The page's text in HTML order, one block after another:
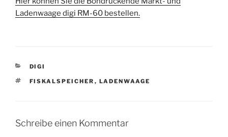
Ladenwaage digi RM-60 bestellen.
KATEGORIEN
DIGI
SCHLAGWÖRTER
FISKALSPEICHER , LADENWAAGE
Schreibe einen Kommentar